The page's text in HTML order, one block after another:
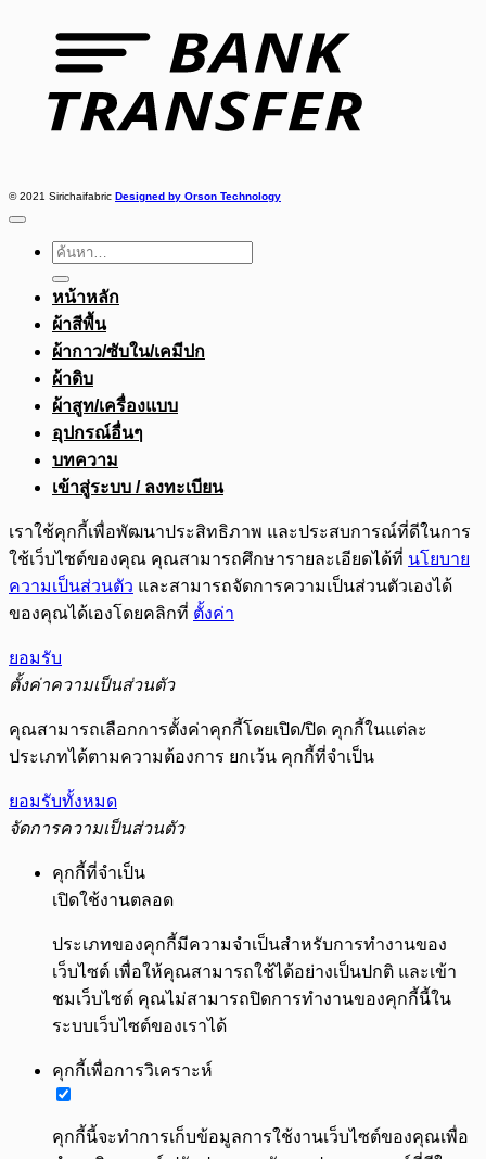
© 2021 Sirichaifabric Designed by Orson Technology
ค้นหา:
หน้าหลัก
ผ้าสีพื้น
ผ้ากาว/ซับใน/เคมีปก
ผ้าดิบ
ผ้าสูท/เครื่องแบบ
อุปกรณ์อื่นๆ
บทความ
เข้าสู่ระบบ / ลงทะเบียน
เราใช้คุกกี้เพื่อพัฒนาประสิทธิภาพ และประสบการณ์ที่ดีในการ
ใช้เว็บไซต์ของคุณ คุณสามารถศึกษารายละเอียดได้ที่ นโยบาย
ความเป็นส่วนตัว และสามารถจัดการความเป็นส่วนตัวเองได้
ของคุณได้เองโดยคลิกที่ ตั้งค่า
ยอมรับ
ตั้งค่าความเป็นส่วนตัว
คุณสามารถเลือกการตั้งค่าคุกกี้โดยเปิด/ปิด คุกกี้ในแต่ละ
ประเภทได้ตามความต้องการ ยกเว้น คุกกี้ที่จำเป็น
ยอมรับทั้งหมด
จัดการความเป็นส่วนตัว
คุกกี้ที่จำเป็น
เปิดใช้งานตลอด
ประเภทของคุกกี้มีความจำเป็นสำหรับการทำงานของ
เว็บไซต์ เพื่อให้คุณสามารถใช้ได้อย่างเป็นปกติ และเข้า
ชมเว็บไซต์ คุณไม่สามารถปิดการทำงานของคุกกี้นี้ใน
ระบบเว็บไซต์ของเราได้
คุกกี้เพื่อการวิเคราะห์
คุกกี้นี้จะทำการเก็บข้อมูลการใช้งานเว็บไซต์ของคุณเพื่อ